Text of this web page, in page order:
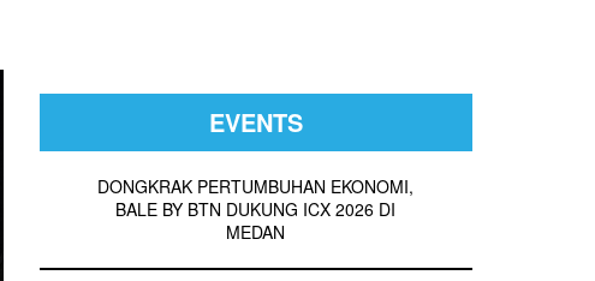
EVENTS
DONGKRAK PERTUMBUHAN EKONOMI,
BALE BY BTN DUKUNG ICX 2026 DI
MEDAN